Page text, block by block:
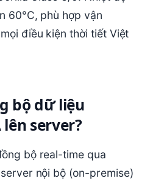
60°C, phù hợp vận
điều kiện thời tiết Việt
bộ dữ liệu
server?
bộ real-time qua
nội bộ (on-premise)